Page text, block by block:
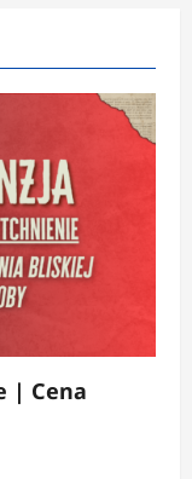
| Cena